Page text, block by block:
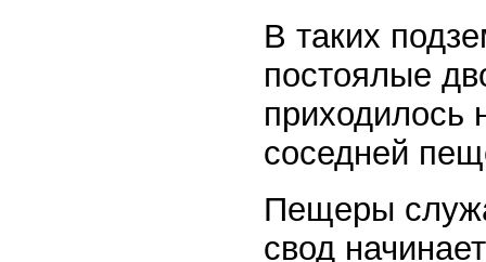
В таких
постоялые
приходилось
соседней
Пещеры
свод